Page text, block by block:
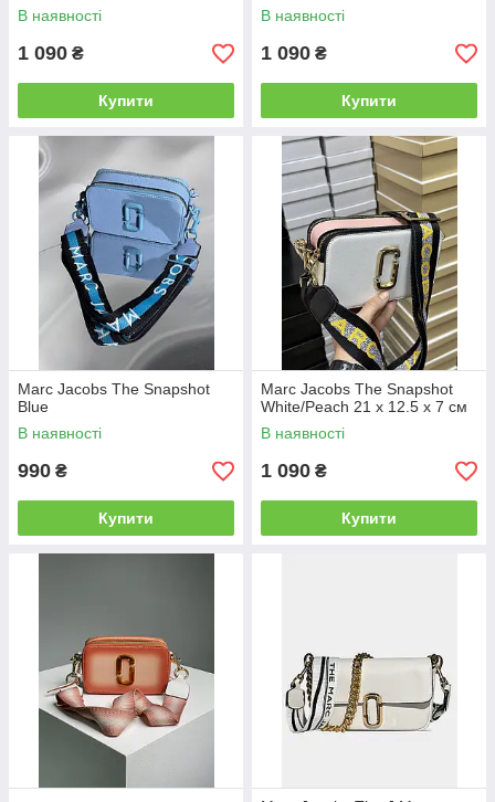
В наявності
1 090 ₴
Купити
В наявності
1 090 ₴
Купити
Marc Jacobs The Snapshot
Blue
В наявності
990 ₴
Купити
Marc Jacobs The Snapshot
White/Peach 21 х 12.5 х 7 см
В наявності
1 090 ₴
Купити